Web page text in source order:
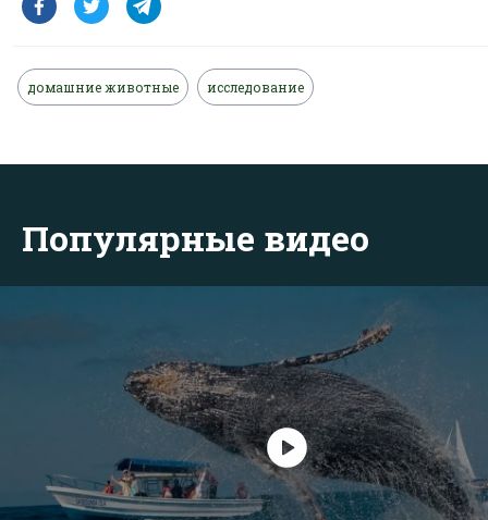
домашние животные исследование
Популярные видео